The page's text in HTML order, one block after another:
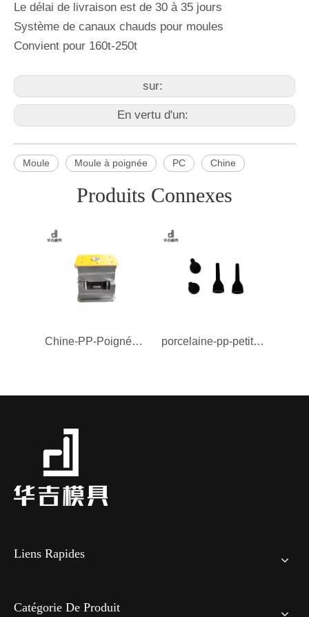
Le délai de livraison est de 30 à 35 jours
Système de canaux chauds pour moules
Convient pour 160t-250t
sur:
En vertu d'un:
Moule Moule à poignée PC Chine
Produits Connexes
Chine-PP-Poignée Moule-Moule porcelaine-pp-petite-Moule à poignée-Moule
Liens Rapides
Catégorie De Produit